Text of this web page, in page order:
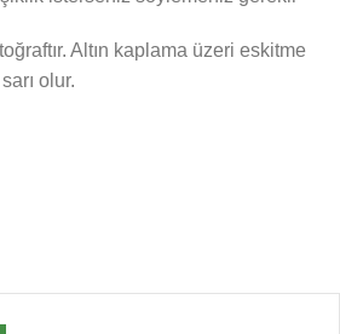
Altın kaplama üzeri eskitme
olur.